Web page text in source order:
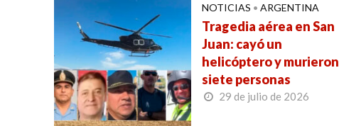
NOTICIAS • ARGENTINA
Tragedia aérea en San
Juan: cayó un
helicóptero y murieron
siete personas
29 de julio de 2026